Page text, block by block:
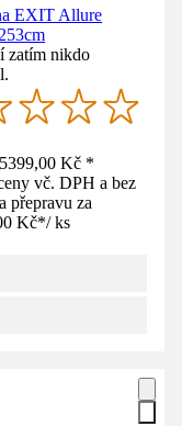
EXIT Allure
zatím nikdo
Kč *
vč. DPH a bez
přepravu za
Kč*/ ks